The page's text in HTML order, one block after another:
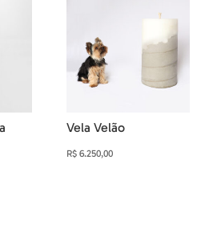
Vela Velão
R$ 6.250,00